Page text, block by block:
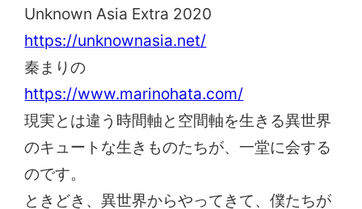
Unknown Asia Extra 2020
https://unknownasia.net/
秦まりの
https://www.marinohata.com/
現実とは違う時間軸と空間軸を生きる異世界
のキュートな生きものたちが、一堂に会する
のです。
ときどき、異世界からやってきて、僕たちが